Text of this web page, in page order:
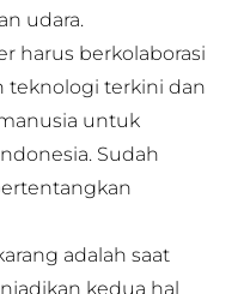
udara.
harus berkolaborasi
teknologi terkini dan
untuk
Sudah
adalah saat
kedua hal